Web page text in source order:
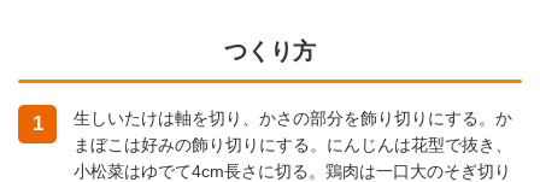
つくり方
1
生しいたけは軸を切り、かさの部分を飾り切りにする。か
まぼこは好みの飾り切りにする。にんじんは花型で抜き、
小松菜はゆでて4cm長さに切る。鶏肉は一口大のそぎ切り